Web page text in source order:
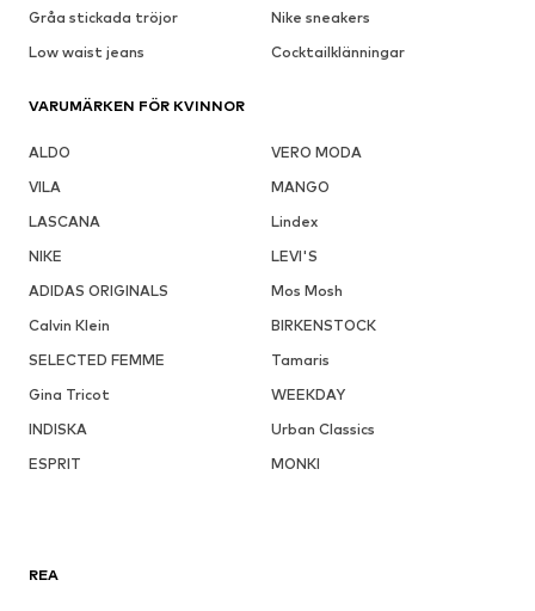
Gråa stickada tröjor
Nike sneakers
Low waist jeans
Cocktailklänningar
VARUMÄRKEN FÖR KVINNOR
ALDO
VERO MODA
VILA
MANGO
LASCANA
Lindex
NIKE
LEVI'S
ADIDAS ORIGINALS
Mos Mosh
Calvin Klein
BIRKENSTOCK
SELECTED FEMME
Tamaris
Gina Tricot
WEEKDAY
INDISKA
Urban Classics
ESPRIT
MONKI
REA